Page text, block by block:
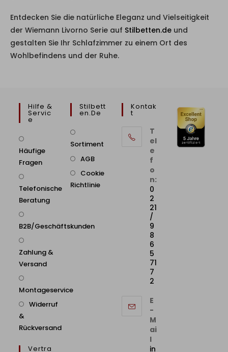
Entdecken Sie die natürliche Eleganz und Vielseitigkeit
der Wiemann Livorno Serie auf Stilbetten.de und
gestalten Sie Ihr Schlafzimmer zu einem Ort des
Wohlbefindens und der Ruhe.
Hilfe &
Servic
E
Häufige
Fragen
Telefonische
Beratung
B2B/Geschäftskunden
Zahlung &
Versand
Montageservice
Widerruf
&
Rückversand
Vertra
Stilbett
En.de
Sortiment
AGB
Cookie
Richtlinie
Kontak
T
T
el
e
f
o
n:
0
2
21
/
9
8
6
5
71
7
2
E
-
M
ai
l
in